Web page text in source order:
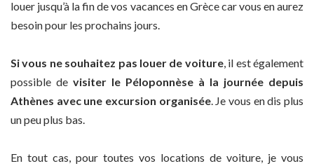
louer jusqu’à la fin de vos vacances en Grèce car vous en aurez
besoin pour les prochains jours.
Si vous ne souhaitez pas louer de voiture, il est également
possible de visiter le Péloponnèse à la journée depuis
Athènes avec une excursion organisée. Je vous en dis plus
un peu plus bas.
En tout cas, pour toutes vos locations de voiture, je vous